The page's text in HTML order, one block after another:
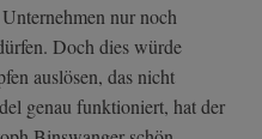
nur noch
Doch dies würde
auslösen, das nicht
genau funktioniert, hat der